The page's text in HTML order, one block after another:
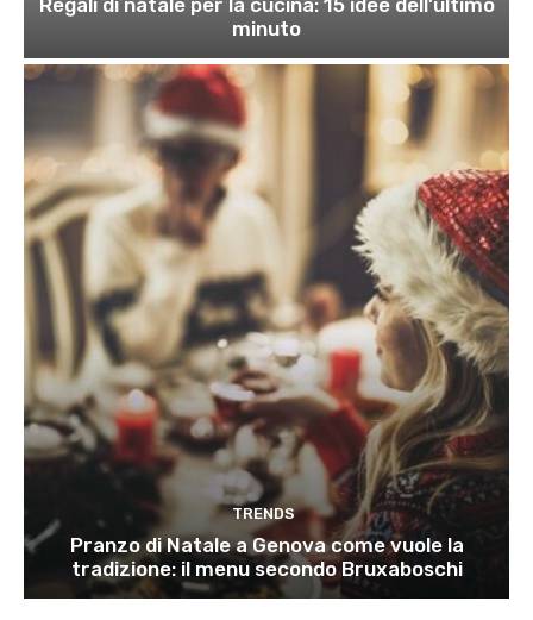
Regali di natale per la cucina: 15 idee dell’ultimo
minuto
TRENDS
Pranzo di Natale a Genova come vuole la
tradizione: il menu secondo Bruxaboschi